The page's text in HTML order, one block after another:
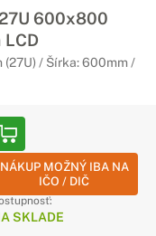
600x800
(27U) / Šírka: 600mm /
NÁKUP MOŽNÝ IBA NA
IČO / DIČ
SKLADE